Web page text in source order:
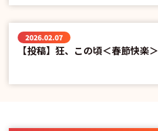
2026.02.07
【投稿】狂、この頃＜春節快楽＞